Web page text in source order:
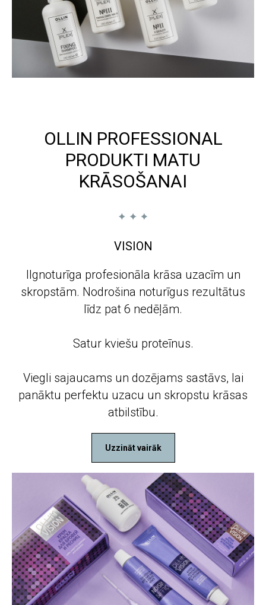
OLLIN PROFESSIONAL
PRODUKTI MATU
KRĀSOŠANAI
VISION
Ilgnoturīga profesionāla krāsa uzacīm un
skropstām. Nodrošina noturīgus rezultātus
līdz pat 6 nedēļām.
Satur kviešu proteīnus.
Viegli sajaucams un dozējams sastāvs, lai
panāktu perfektu uzacu un skropstu krāsas
atbilstību.
Uzzināt vairāk